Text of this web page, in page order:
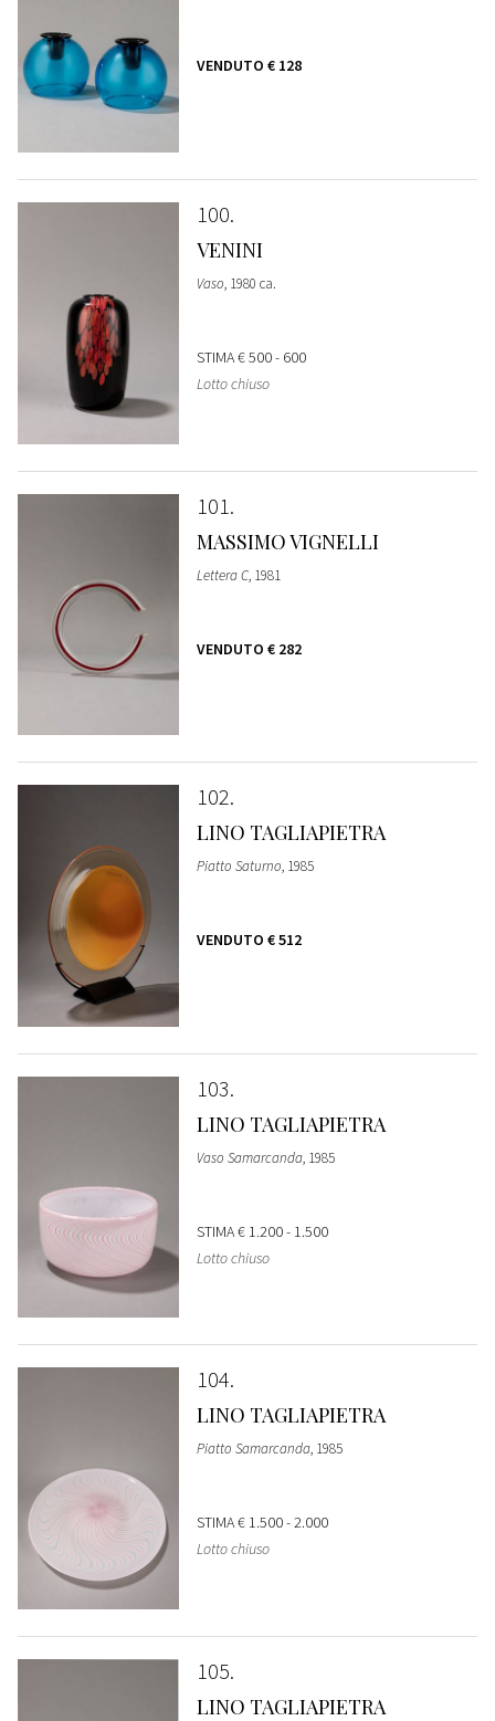
VENDUTO € 128
100
VENINI
Vaso, 1980 ca.
STIMA€ 500 - 600
Lotto chiuso
101
MASSIMO VIGNELLI
Lettera C, 1981
VENDUTO € 282
102
LINO TAGLIAPIETRA
Piatto Saturno, 1985
VENDUTO € 512
103
LINO TAGLIAPIETRA
Vaso Samarcanda, 1985
STIMA€ 1.200 - 1.500
Lotto chiuso
104
LINO TAGLIAPIETRA
Piatto Samarcanda, 1985
STIMA€ 1.500 - 2.000
Lotto chiuso
105
LINO TAGLIAPIETRA